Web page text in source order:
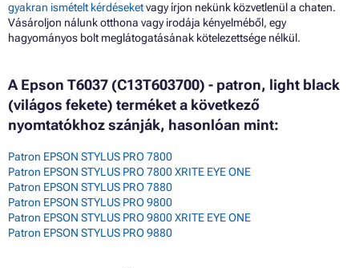
gyakran ismételt kérdéseketvagy írjon nekünk közvetlenül a chaten.
Vásároljon nálunk otthona vagy irodája kényelméből, egy
hagyományos bolt meglátogatásának kötelezettsége nélkül.
A Epson T6037 (C13T603700) - patron, light black
(világos fekete) terméket a következő
nyomtatókhoz szánják, hasonlóan mint:
Patron EPSON STYLUS PRO 7800
Patron EPSON STYLUS PRO 7800 XRITE EYE ONE
Patron EPSON STYLUS PRO 7880
Patron EPSON STYLUS PRO 9800
Patron EPSON STYLUS PRO 9800 XRITE EYE ONE
Patron EPSON STYLUS PRO 9880